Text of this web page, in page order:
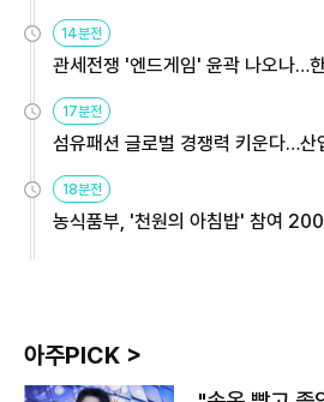
14분전
관세전쟁 '엔드게임' 윤곽 나오나…
17분전
섬유패션 글로벌 경쟁력 키운다…
18분전
농식품부, '천원의 아침밥' 참여
아주PICK >